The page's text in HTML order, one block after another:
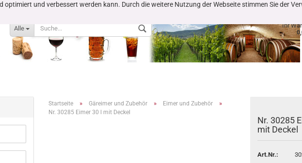
Kundenlogin
Alle Ihr
und verbessert werden kann. Durch die weitere Nutzung der Webseite stimmen Sie der
Startseite » Gäreimer und Zubehör » Eimer und Zubehör »
Nr. 30285 Eimer 30 l mit Deckel
Nr. 30285
mit Deckel
Art.Nr.: